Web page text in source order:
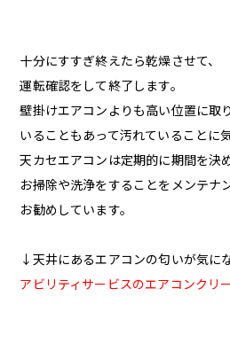
十分にすすぎ終えたら乾燥させて、
運転確認をして終了します。
壁掛けエアコンよりも高い位置に取
いることもあって汚れていることに
天カセエアコンは定期的に期間を決
お掃除や洗浄をすることをメンテナ
お勧めしています。
↓天井にあるエアコンの匂いが気に
アビリティサービスのエアコンクリ